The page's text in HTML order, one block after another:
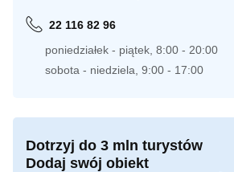
22 116 82 96
poniedziałek - piątek, 8:00 - 20:00
sobota - niedziela, 9:00 - 17:00
Dotrzyj do 3 mln turystów
Dodaj swój obiekt